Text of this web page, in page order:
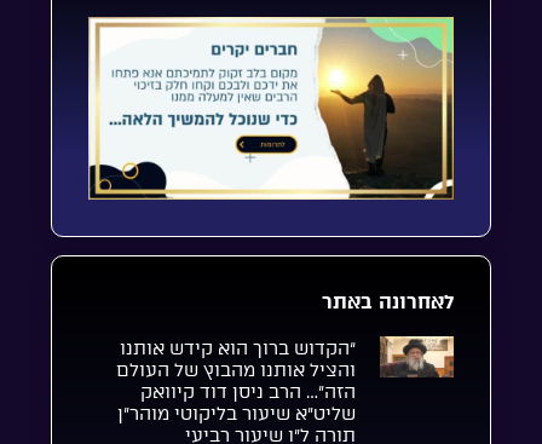
לאחרונה באתר
“הקדוש ברוך הוא קידש אותנו
והציל אותנו מהבוץ של העולם
הזה”… הרב ניסן דוד קיוואק
שליט”א שיעור בליקוטי מוהר”ן
תורה ל”ו שיעור רביעי